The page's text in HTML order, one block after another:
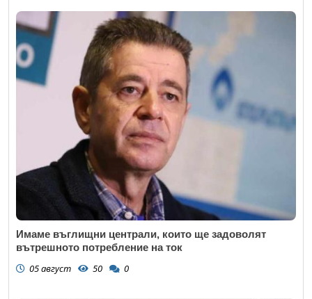
Имаме въглищни централи, които ще задоволят
вътрешното потребление на ток
05 август 50 0